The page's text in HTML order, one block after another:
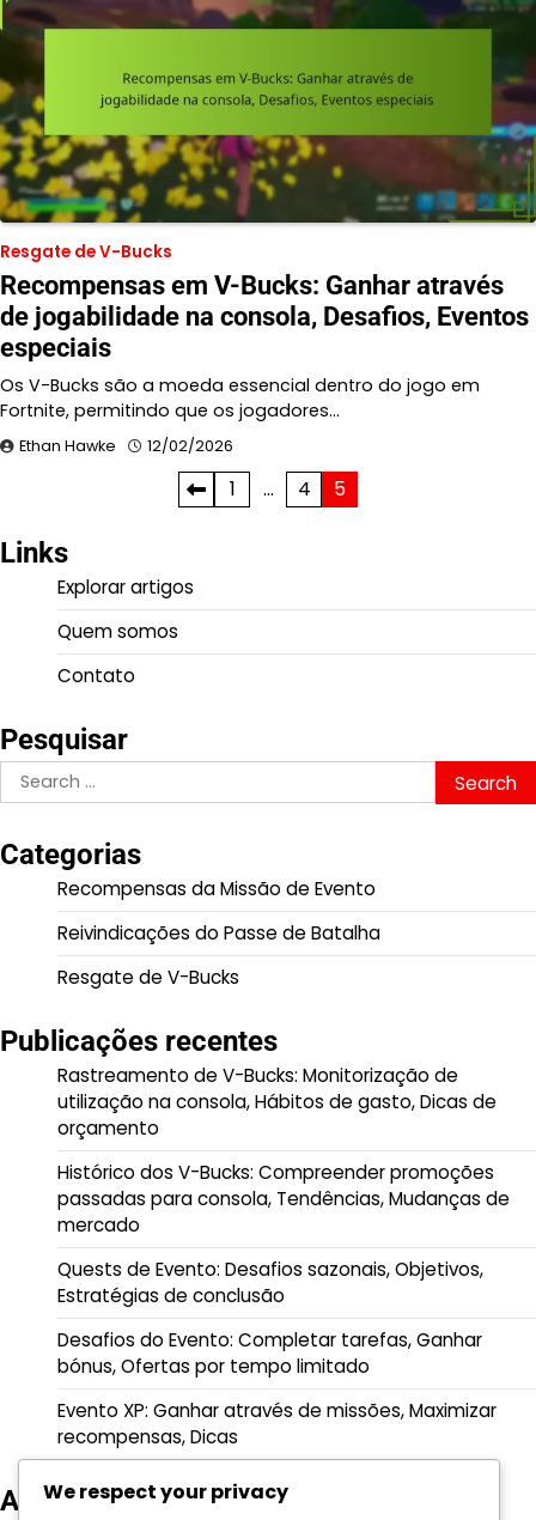
Resgate de V-Bucks
Recompensas em V-Bucks: Ganhar através
de jogabilidade na consola, Desafios, Eventos
especiais
Os V-Bucks são a moeda essencial dentro do jogo em
Fortnite, permitindo que os jogadores…
Ethan Hawke 12/02/2026
pagination
1 … 4 5
Links
Explorar artigos
Quem somos
Contato
Pesquisar
Search
for:
Categorias
Recompensas da Missão de Evento
Reivindicações do Passe de Batalha
Resgate de V-Bucks
Publicações recentes
Rastreamento de V-Bucks: Monitorização de
utilização na consola, Hábitos de gasto, Dicas de
orçamento
Histórico dos V-Bucks: Compreender promoções
passadas para consola, Tendências, Mudanças de
mercado
Quests de Evento: Desafios sazonais, Objetivos,
Estratégias de conclusão
Desafios do Evento: Completar tarefas, Ganhar
bónus, Ofertas por tempo limitado
Evento XP: Ganhar através de missões, Maximizar
recompensas, Dicas
Arquivo
We respect your privacy